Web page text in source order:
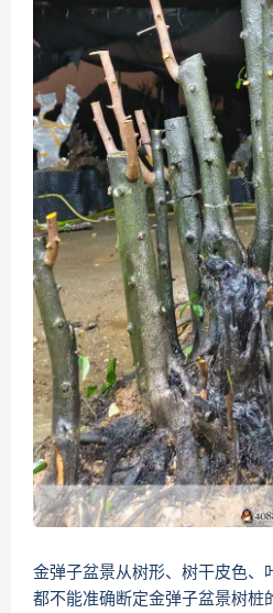
金弹子盆景从树形、树干皮色、
都不能准确断定金弹子盆景树桩